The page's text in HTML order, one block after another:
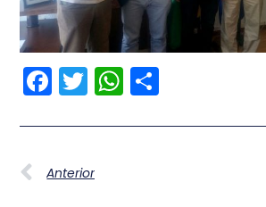
Facebook
Twitter
WhatsApp
Anterior